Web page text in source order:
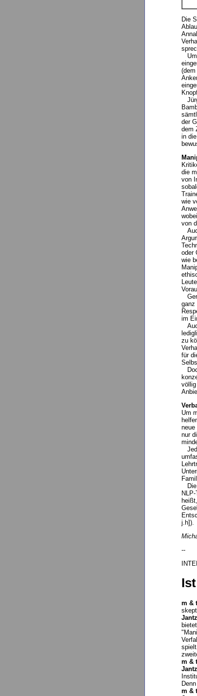
Die
Um
der
dem
in
die
von
wie
von
oder
wie
ganz
im
zu
für
Um
neue
nur
Die
j.h]).
--
m &
m &
m &